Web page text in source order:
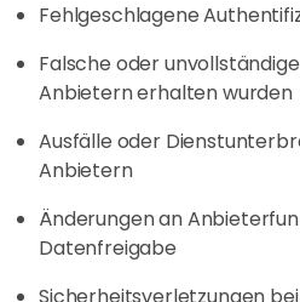
Fehlgeschlagene
Falsche oder
Anbietern erhalten wurden
Ausfälle oder
Anbietern
Änderungen an
Datenfreigabe